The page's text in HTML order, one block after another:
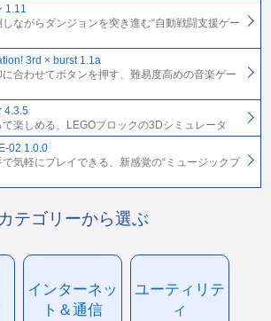
1.11
ながらダンジョンを突き進む“自動戦闘支援ゲー
3rd × burst 1.1a
合わせてボタンを押す、難易度高めの音楽ゲー
4.3.5
楽しめる、LEGOブロックの3Dシミュレータ
02 1.0.0
気軽にプレイできる、新感覚の“ミュージックプ
カテゴリーから選ぶ
インターネッ
ト＆通信
ユーティリテ
ィ